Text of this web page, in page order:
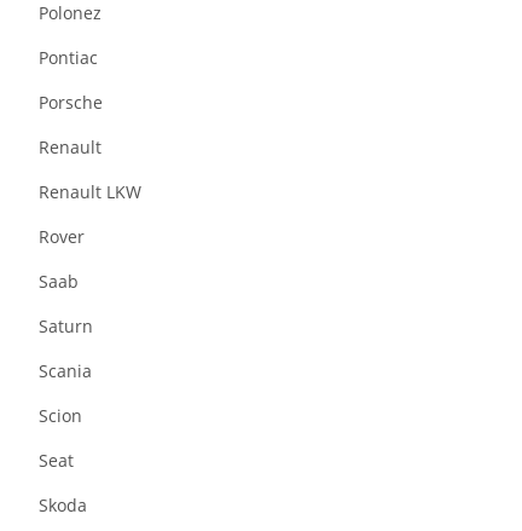
Polonez
Pontiac
Porsche
Renault
Renault LKW
Rover
Saab
Saturn
Scania
Scion
Seat
Skoda